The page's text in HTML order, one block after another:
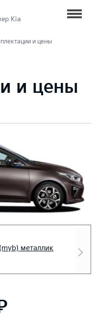
Kia
и цены
и цены
металлик